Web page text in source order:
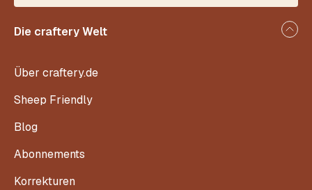
Die craftery Welt
Über craftery.de
Sheep Friendly
Blog
Abonnements
Korrekturen